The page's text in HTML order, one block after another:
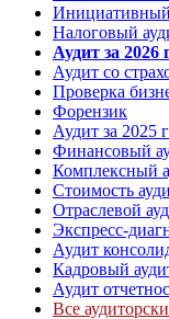
Инициативный
Налоговый
Аудит за 2026
Аудит со
Проверка
Форензик
Аудит за 2025
Финансовый
Комплексный
Стоимость
Отраслевой
Экспресс-
Аудит
Кадровый
Аудит
Все